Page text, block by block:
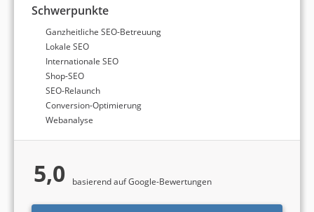
Schwerpunkte
Ganzheitliche SEO-Betreuung
Lokale SEO
Internationale SEO
Shop-SEO
SEO-Relaunch
Conversion-Optimierung
Webanalyse
5,0 basierend auf Google-Bewertungen